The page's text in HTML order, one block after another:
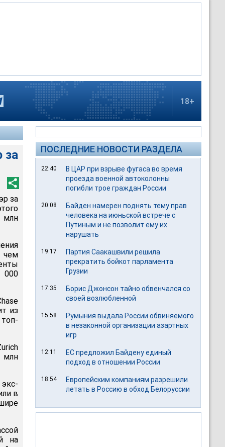
18+
за
за
млн
чем
000
из
млн
в
на
ПОСЛЕДНИЕ НОВОСТИ РАЗДЕЛА
22:40
В ЦАР при взрыве фугаса во время
проезда военной автоколонны
погибли трое граждан России
20:08
Байден намерен поднять тему прав
человека на июньской встрече с
Путиным и не позволит ему их
нарушать
19:17
Партия Саакашвили решила
прекратить бойкот парламента
Грузии
17:35
Борис Джонсон тайно обвенчался со
своей возлюбленной
15:58
Румыния выдала России обвиняемого
в незаконной организации азартных
игр
12:11
ЕС предложил Байдену единый
подход в отношении России
18:54
Европейским компаниям разрешили
летать в Россию в обход Белоруссии